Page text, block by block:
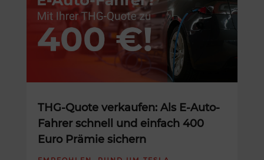
THG-Quote verkaufen: Als E-Auto-
Fahrer schnell und einfach 400
Euro Prämie sichern